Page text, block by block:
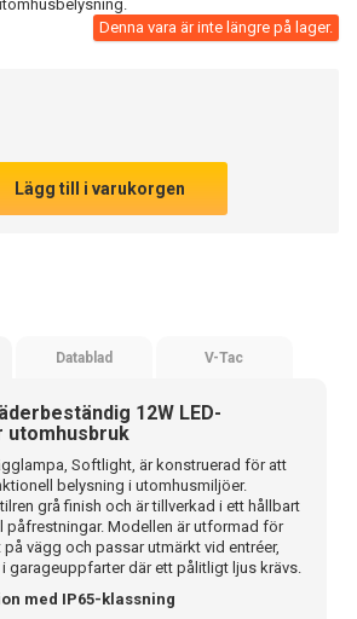
Denna vara är inte längre på lager.
Lägg till i varukorgen
Datablad V-Tac
12W LED-
utomhusbruk
Softlight, är konstruerad för att
belysning i utomhusmiljöer.
grå finish och är tillverkad i ett hållbart
påfrestningar. Modellen är utformad för
vägg och passar utmärkt vid entréer,
garageuppfarter där ett pålitligt ljus krävs.
med IP65-klassning